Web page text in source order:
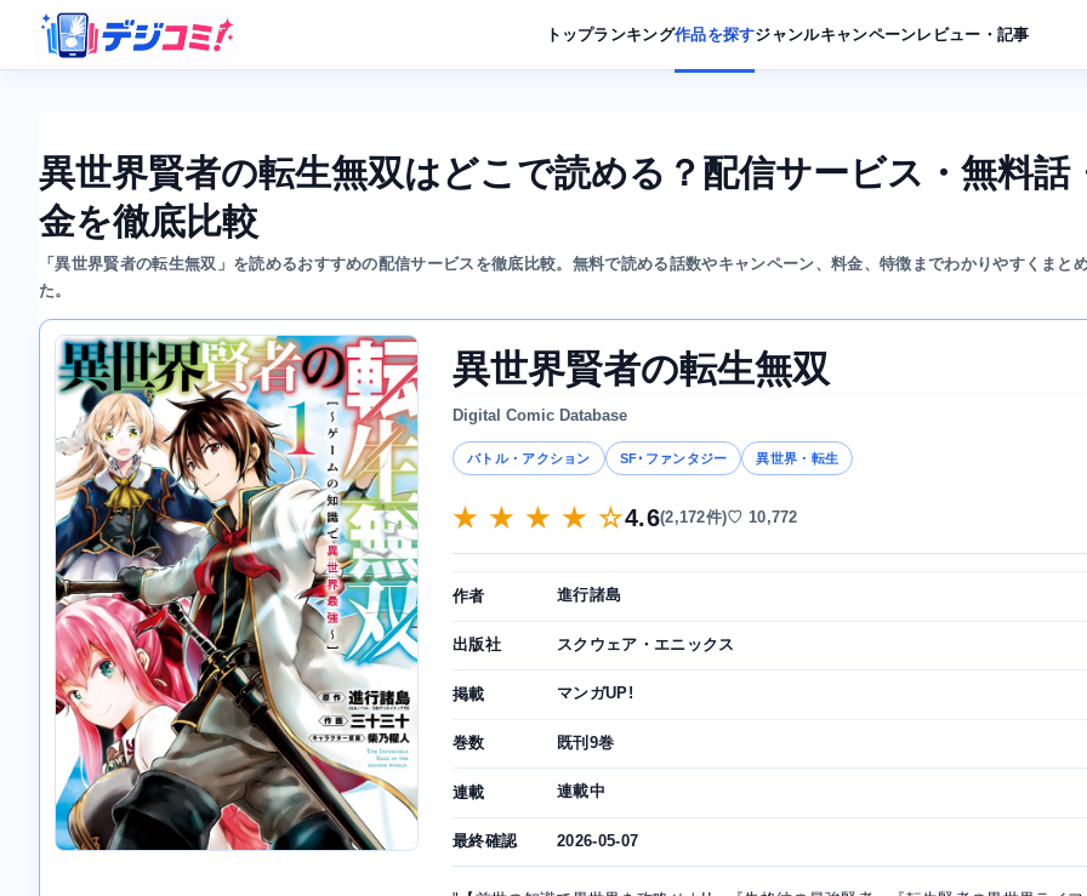
トップランキング作品を探すジャンルキャンペーンレビュー・記事
異世界賢者の転生無双はどこで読める？配信サービス・無料話
金を徹底比較
「異世界賢者の転生無双」を読めるおすすめの配信サービスを徹底比較。無料で読める話数やキャンペーン、料金、特徴までわかりやすくまと
た。
異世界賢者の転生無双
Digital Comic Database
バトル・アクション SF･ファンタジー 異世界・転生
★ ★ ★ ★ ☆4.6(2,172件)♡ 10,772
作者 進行諸島
出版社 スクウェア・エニックス
掲載 マンガUP!
巻数 既刊9巻
連載 連載中
最終確認 2026-05-07